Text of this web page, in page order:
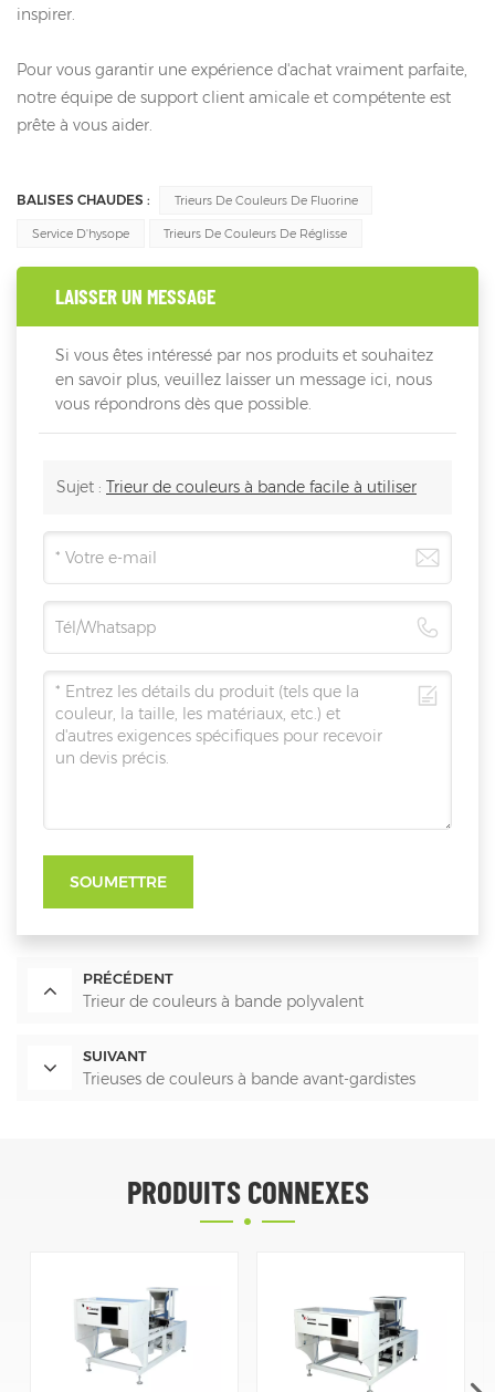
inspirer.
Pour vous garantir une expérience d'achat vraiment parfaite,
notre équipe de support client amicale et compétente est
prête à vous aider.
BALISES CHAUDES : Trieurs De Couleurs De Fluorine
Service D'hysope Trieurs De Couleurs De Réglisse
LAISSER UN MESSAGE
Si vous êtes intéressé par nos produits et souhaitez
en savoir plus, veuillez laisser un message ici, nous
vous répondrons dès que possible.
Sujet : Trieur de couleurs à bande facile à utiliser
SOUMETTRE
PRÉCÉDENT
Trieur de couleurs à bande polyvalent
SUIVANT
Trieuses de couleurs à bande avant-gardistes
PRODUITS CONNEXES